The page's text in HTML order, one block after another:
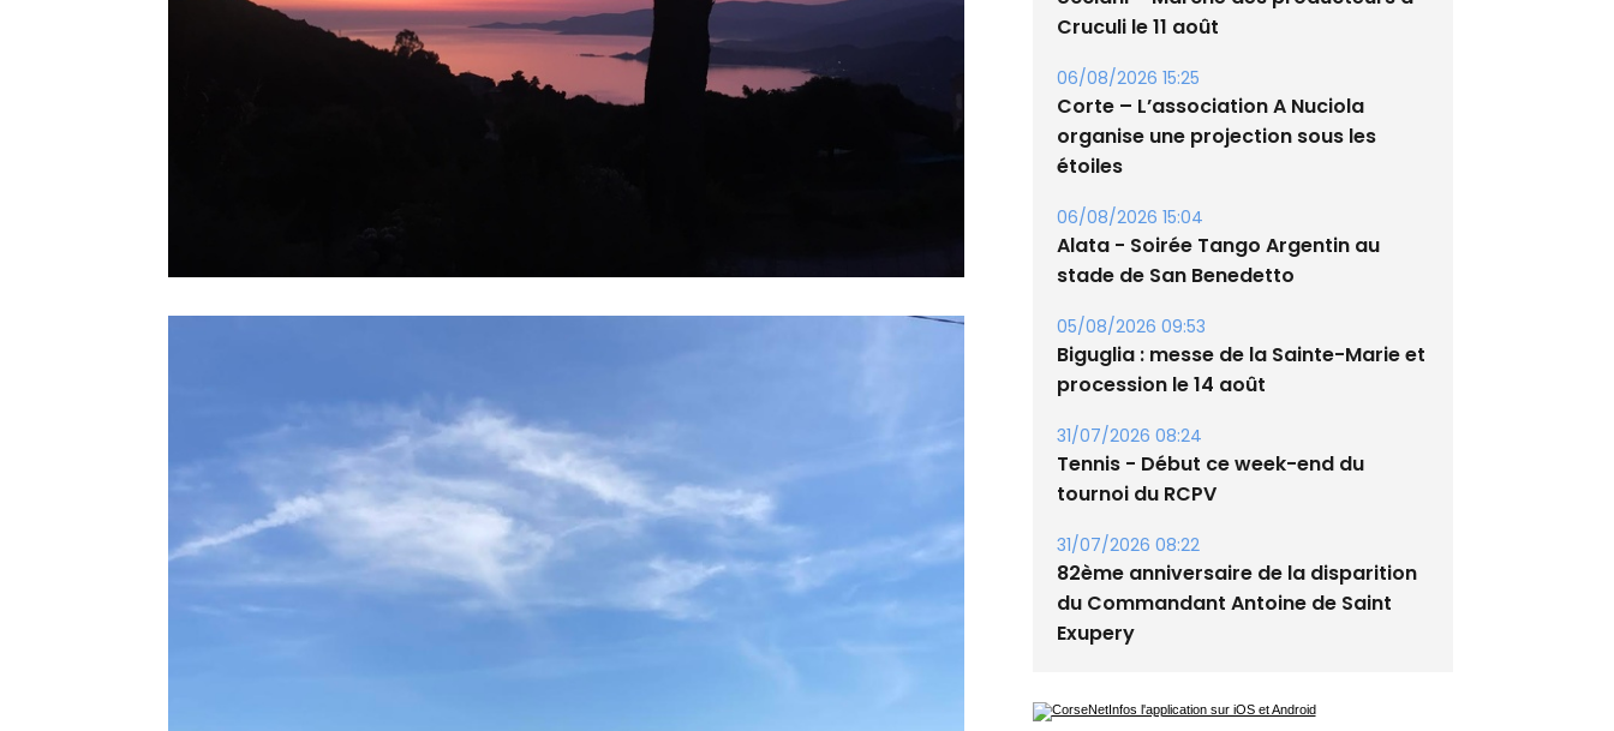
06/08/2026 15:57
Cruculi le 11 août
06/08/2026 15:25
Corte – L’association A Nuciola
étoiles
06/08/2026 15:04
stade de San Benedetto
05/08/2026 09:53
procession le 14 août
31/07/2026 08:24
tournoi du RCPV
31/07/2026 08:22
82ème anniversaire de la disparition